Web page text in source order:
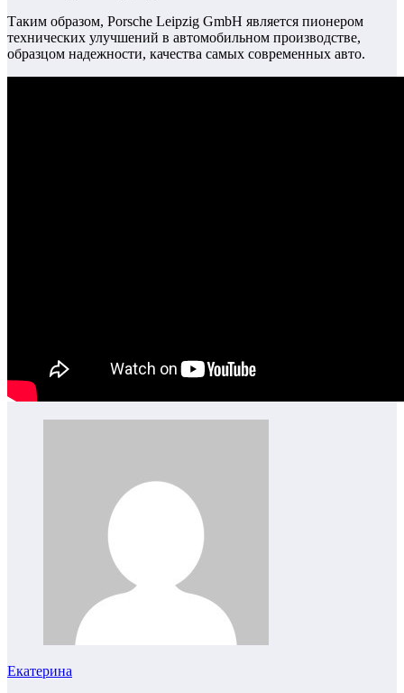
Таким образом, Porsche Leipzig GmbH является пионером
технических улучшений в автомобильном производстве,
образцом надежности, качества самых современных авто.
Екатерина